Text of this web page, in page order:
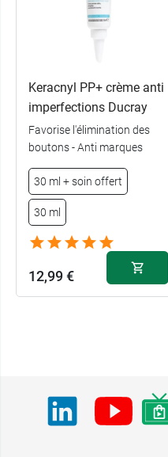
Keracnyl PP+ crème anti
imperfections Ducray
Favorise l'élimination des
boutons - Anti marques
30 ml + soin offert
30 ml
12,99 €